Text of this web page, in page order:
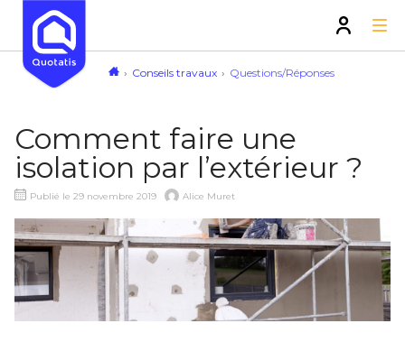
Conseils travaux Questions/Réponses
Comment faire une
isolation par l’extérieur ?
Publié le 29 novembre 2019 Alice Muret